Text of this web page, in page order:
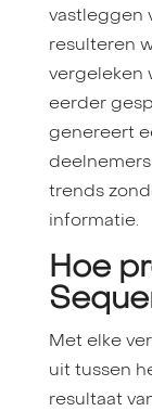
vastleggen
resulteren
vergeleken
eerder
genereert
trends
informatie.
Hoe
Met elke
uit tussen
resultaat